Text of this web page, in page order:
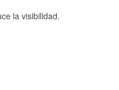
la visibilidad.